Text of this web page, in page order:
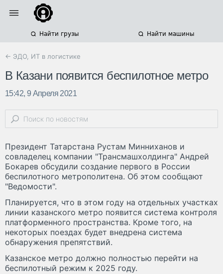
Найти грузы Найти машины
← ЭДО, ИТ в логистике
В Казани появится беспилотное метро
15:42, 9 Апреля 2021
Президент Татарстана Рустам Минниханов и
совладелец компании "Трансмашхолдинга" Андрей
Бокарев обсудили создание первого в России
беспилотного метрополитена. Об этом сообщают
"Ведомости".
Планируется, что в этом году на отдельных участках
линии казанского метро появится система контроля
платформенного пространства. Кроме того, на
некоторых поездах будет внедрена система
обнаружения препятствий.
Казанское метро должно полностью перейти на
беспилотный режим к 2025 году.